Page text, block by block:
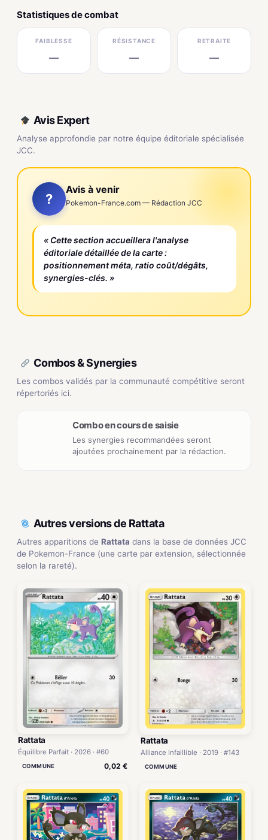
Statistiques de combat
FAIBLESSE
—
RÉSISTANCE
—
RETRAITE
—
Avis Expert
Analyse approfondie par notre équipe éditoriale spécialisée
JCC.
?
Avis à venir
Pokemon-France.com — Rédaction JCC
« Cette section accueillera l'analyse
éditoriale détaillée de la carte :
positionnement méta, ratio coût/dégâts,
synergies-clés. »
Combos & Synergies
Les combos validés par la communauté compétitive seront
répertoriés ici.
Combo en cours de saisie
Les synergies recommandées seront
ajoutées prochainement par la rédaction.
Autres versions de Rattata
Autres apparitions de Rattata dans la base de données JCC
de Pokemon-France (une carte par extension, sélectionnée
selon la rareté).
Rattata
Équilibre Parfait · 2026 · #60
COMMUNE 0,02 €
Rattata
Alliance Infaillible · 2019 · #143
COMMUNE